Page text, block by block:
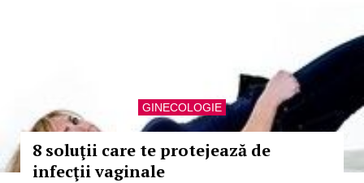
GINECOLOGIE
8 soluţii care te protejează de
infecţii vaginale